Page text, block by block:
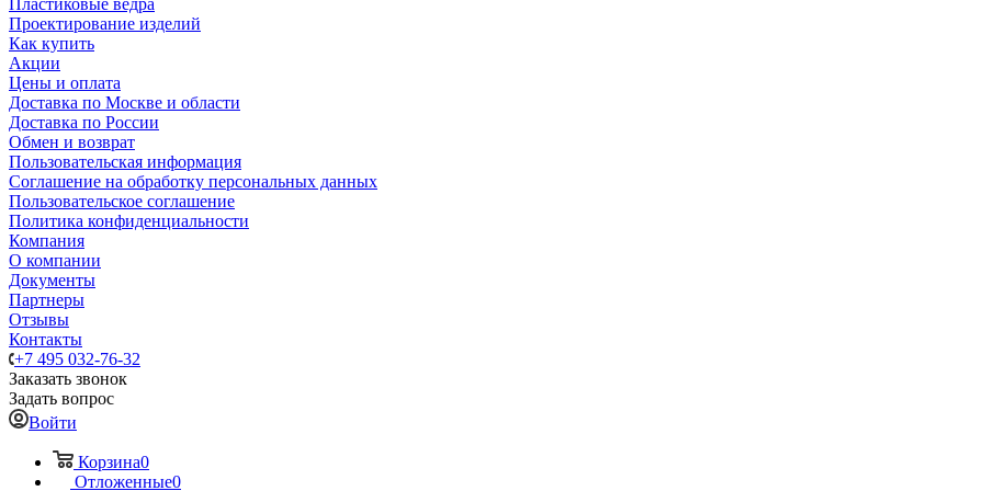
Пластиковые ведра
Проектирование изделий
Как купить
Акции
Цены и оплата
Доставка по Москве и области
Доставка по России
Обмен и возврат
Пользовательская информация
Соглашение на обработку персональных данных
Пользовательское соглашение
Политика конфиденциальности
Компания
О компании
Документы
Партнеры
Отзывы
Контакты
+7 495 032-76-32
Заказать звонок
Задать вопрос
Войти
Корзина0
Отложенные0